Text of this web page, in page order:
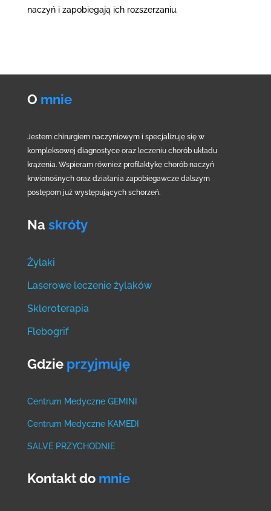
naczyń i zapobiegają ich rozszerzaniu.
O mnie
Jestem chirurgiem naczyniowym i specjalizuję się w
kompleksowej diagnostyce oraz leczeniu chorób układu
krążenia. Wspieram również profilaktykę chorób naczyń
krwionośnych oraz działania zapobiegawcze dalszym
postępom już występujących schorzeń.
Na skróty
Żylaki
Laserowe leczenie żylaków
Skleroterapia
Flebogrif
Gdzie przyjmuję
Centrum Medyczne GEMINI
Centrum Medyczne KAMEDI
SALVE PRZYCHODNIE
Kontakt do mnie